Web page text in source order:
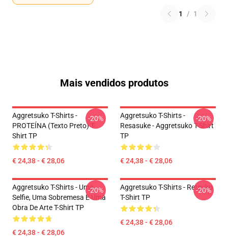
1 / 1
Mais vendidos produtos
Aggretsuko T-Shirts -
PROTEÍNA (texto Preto) T-
Shirt TP
€ 24,38 - € 28,06
-20%
Aggretsuko T-Shirts -
Resasuke - Aggretsuko T-Shirt
TP
€ 24,38 - € 28,06
-20%
Aggretsuko T-Shirts - Uma
Selfie, Uma Sobremesa E Uma
Obra De Arte T-Shirt TP
€ 24,38 - € 28,06
-20%
Aggretsuko T-Shirts - Retsuko
T-Shirt TP
€ 24,38 - € 28,06
-20%